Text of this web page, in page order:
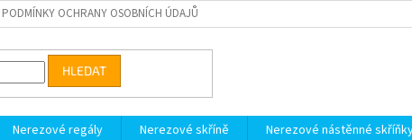
PODMÍNKY OCHRANY OSOBNÍCH ÚDAJŮ
HLEDAT
Nerezové regály Nerezové skříně Nerezové nástěnné